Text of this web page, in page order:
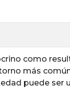
como
más
puede ser